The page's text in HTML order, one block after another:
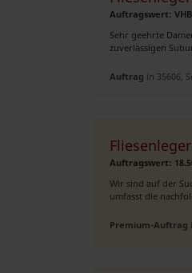
Auftragswert: VHB
Sehr geehrte
zuverlässigen
Auftrag in 35606,
Auftragswert:
Wir sind auf der
umfasst die
Premium-Auftrag